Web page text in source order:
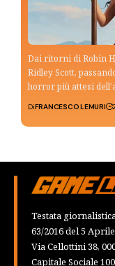
Dai ritorni di Robin
Ridley Scott,
horror più attesi
DiFRANCESCO LEMURI
Testata
63/2016 del 5
Via Cellottini 38,
Capitale Sociale